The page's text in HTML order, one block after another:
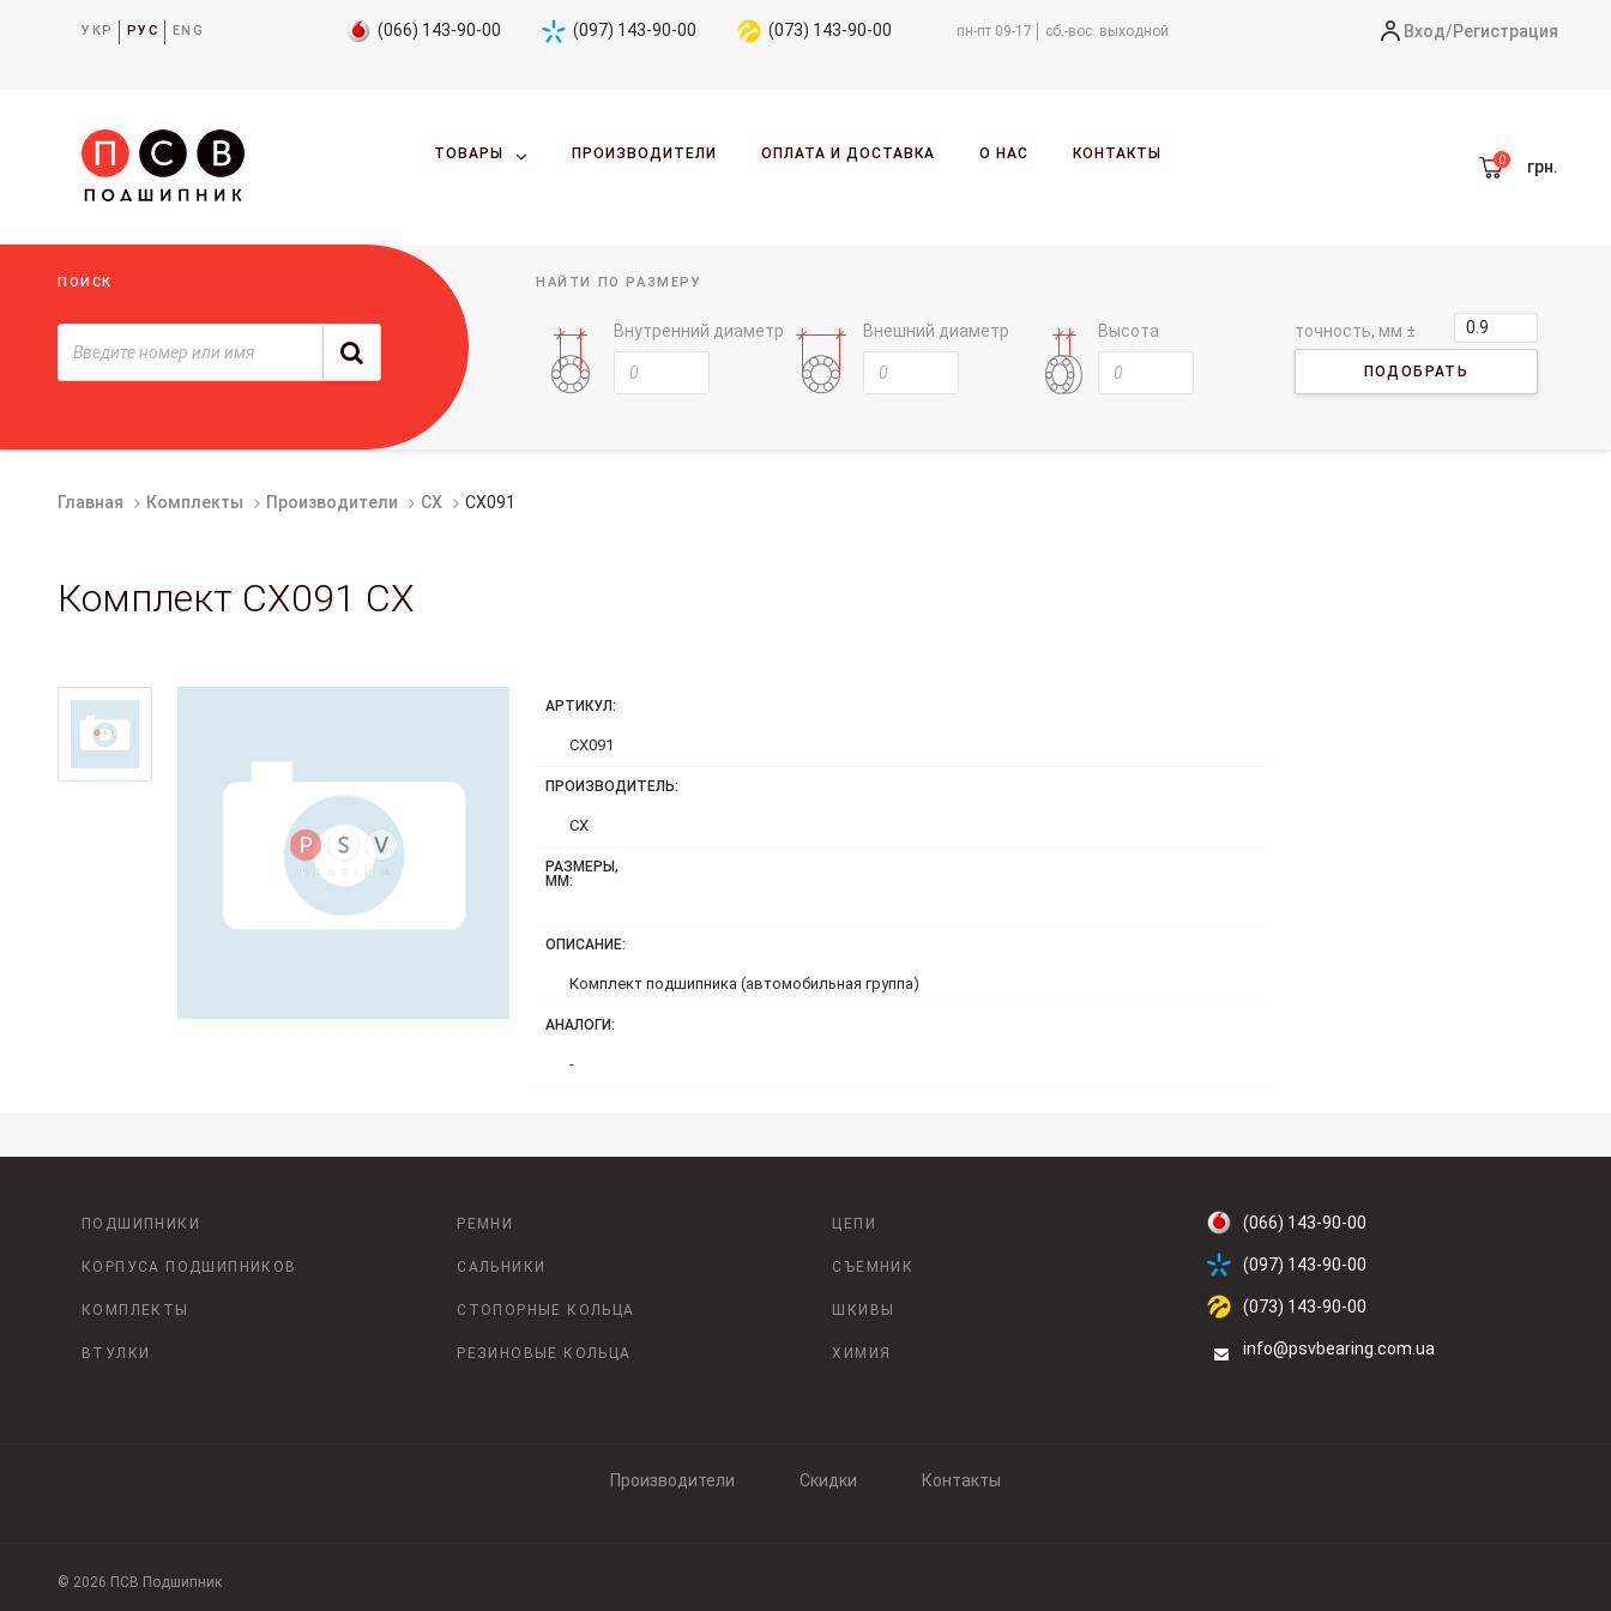
УКР РУС ENG пн-пт 09-17 сб.-вос. выходной
(066) 143-90-00 (097) 143-90-00 (073) 143-90-00 Вход/Регистрация
ТОВАРЫ ПРОИЗВОДИТЕЛИ ОПЛАТА И ДОСТАВКА О НАС КОНТАКТЫ
грн.
ПОИСК НАЙТИ ПО РАЗМЕРУ
Внутренний диаметр Внешний диаметр Высота точность, мм ±
ПОДОБРАТЬ
Главная Комплекты Производители CX CX091
Комплект CX091 CX
АРТИКУЛ:
CX091
ПРОИЗВОДИТЕЛЬ:
CX
РАЗМЕРЫ,
ММ:
ОПИСАНИЕ:
Комплект подшипника (автомобильная группа)
АНАЛОГИ:
-
ПОДШИПНИКИ
КОРПУСА ПОДШИПНИКОВ
КОМПЛЕКТЫ
ВТУЛКИ
РЕМНИ
САЛЬНИКИ
СТОПОРНЫЕ КОЛЬЦА
РЕЗИНОВЫЕ КОЛЬЦА
ЦЕПИ
СЪЕМНИК
ШКИВЫ
ХИМИЯ
(066) 143-90-00
(097) 143-90-00
(073) 143-90-00
info@psvbearing.com.ua
Производители Скидки Контакты
© 2026 ПСВ Подшипник